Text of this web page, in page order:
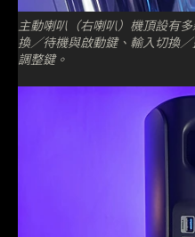
主動喇叭（右喇叭）機頂設有
換／待機與啟動鍵、輸入切換
調整鍵。